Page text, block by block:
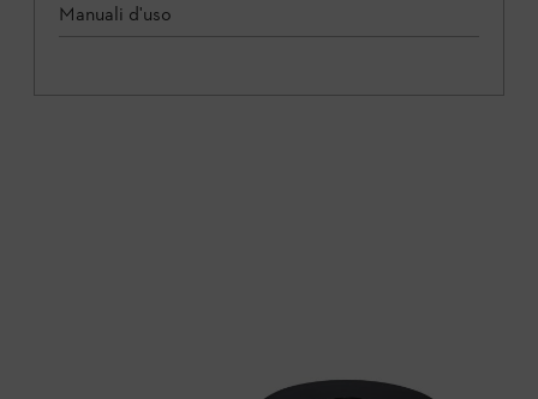
Manuali d'uso